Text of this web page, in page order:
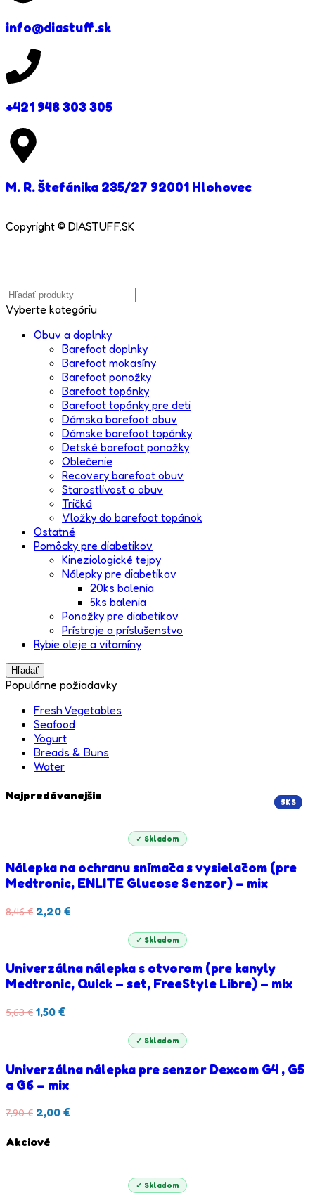
info@diastuff.sk
+421 948 303 305
M. R. Štefánika 235/27 92001 Hlohovec
Copyright © DIASTUFF.SK
Vyberte kategóriu
Obuv a doplnky
Barefoot doplnky
Barefoot mokasíny
Barefoot ponožky
Barefoot topánky
Barefoot topánky pre deti
Dámska barefoot obuv
Dámske barefoot topánky
Detské barefoot ponožky
Oblečenie
Recovery barefoot obuv
Starostlivosť o obuv
Tričká
Vložky do barefoot topánok
Ostatné
Pomôcky pre diabetikov
Kineziologické tejpy
Nálepky pre diabetikov
20ks balenia
5ks balenia
Ponožky pre diabetikov
Prístroje a príslušenstvo
Rybie oleje a vitamíny
Hľadať
Populárne požiadavky
Fresh Vegetables
Seafood
Yogurt
Breads & Buns
Water
Najpredávanejšie 5KS
✓ Skladom
Nálepka na ochranu snímača s vysielačom (pre
Medtronic, ENLITE Glucose Senzor) – mix
8,46€ 2,20 €
5KS
✓ Skladom
Univerzálna nálepka s otvorom (pre kanyly
Medtronic, Quick – set, FreeStyle Libre) – mix
5,63€ 1,50 €
5KS
✓ Skladom
Univerzálna nálepka pre senzor Dexcom G4 , G5
a G6 – mix
7,90€ 2,00 €
Akciové
✓ Skladom